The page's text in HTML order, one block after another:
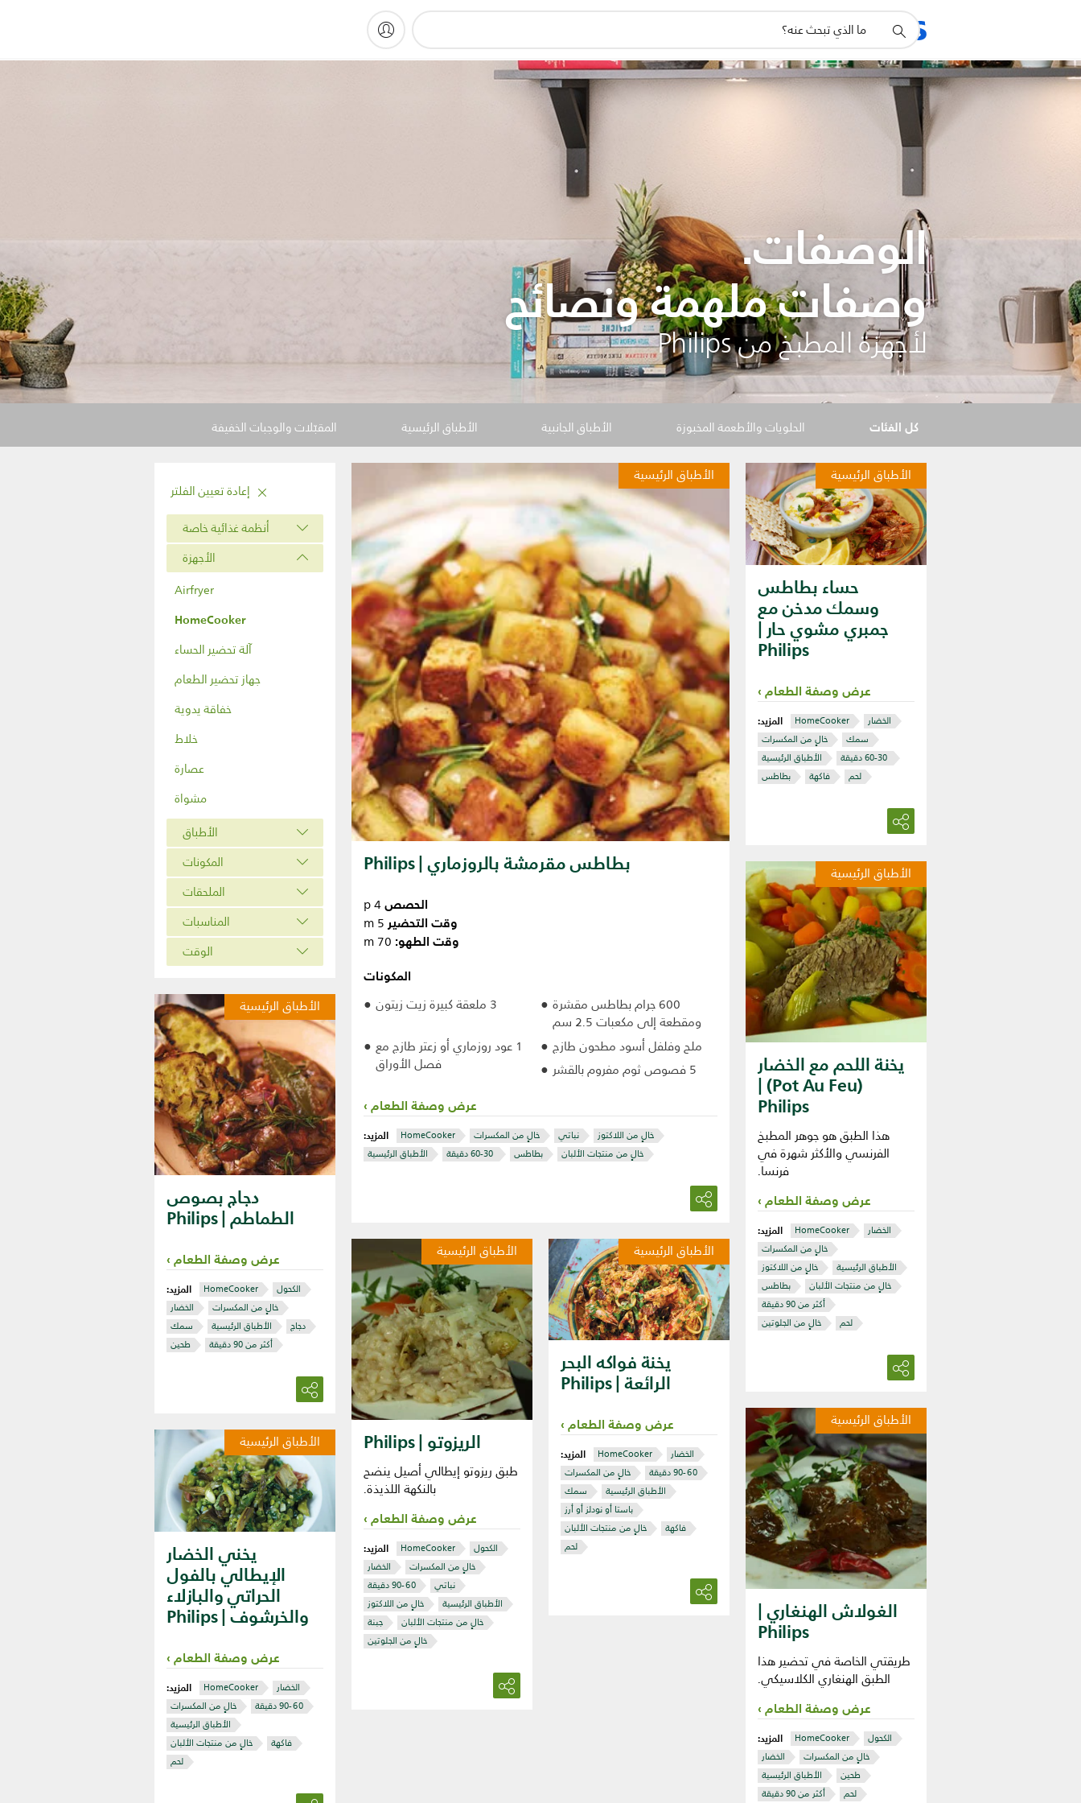
المنتجات
أيقونة
دعم
الوصفات.
وصفات ملهمة ونصائح
لأجهزة المطبخ من Philips
كل الفئات
إعادة تعيين الفلتر
أنظمة غذائية خاصة
الأجهزة
Airfryer
HomeCooker
آلة تحضير الحساء
جهاز تحضير الطعام
خفاقة يدوية
خلاط
عصارة
مشواة
الأطباق
المكونات
الملحقات
المناسبات
الوقت
الأطباق الرئيسية
بطاطس مقرمشة بالروزماري | Philips
الحصص
وقت التحضير5 m
وقت الطهو:
المكونات
3 ملعقة كبيرة زيت زيتون
600 جرام بطاطس مقشرة
ومقطعة إلى مكعبات 2.5 سم
1 عود روزماري أو زعتر طازج مع
فصل الأوراق
ملح وفلفل أسود مطحون طازج
5 فصوص ثوم مفروم بالقشر
عرض وصفة الطعام
المزيد: HomeCooker خالٍ من المكسرات نباتي
خالٍ من اللاكتوز
الأطباق الرئيسية
بطاطس خالٍ من منتجات الألبان
الأطباق الرئيسية
حساء بطاطس
وسمك مدخن مع
جمبري مشوي حار |
Philips
عرض وصفة الطعام
المزيد: HomeCooker
الخضار
خالٍ من المكسرات
سمك
الأطباق الرئيسية
بطاطس
فاكهة لحم
الأطباق الرئيسية
يخنة اللحم مع الخضار
(Pot Au Feu) |
Philips
هذا الطبق هو جوهر المطبخ
الفرنسي والأكثر شهرة في
فرنسا.
عرض وصفة الطعام
المزيد: HomeCooker
الخضار
خالٍ من المكسرات
خالٍ من اللاكتوز
الأطباق الرئيسية
بطاطس
خالٍ من منتجات الألبان
أكثر من 90 دقيقة
خالٍ من الجلوتين
لحم
الأطباق الرئيسية
دجاج بصوص
الطماطم | Philips
عرض وصفة الطعام
المزيد: HomeCooker
الكحول
الخضار
خالٍ من المكسرات
سمك
الأطباق الرئيسية
دجاج
طحين
أكثر من 90 دقيقة
الأطباق الرئيسية
الريزوتو | Philips
طبق ريزوتو إيطالي أصيل ينضح
بالنكهة اللذيذة.
عرض وصفة الطعام
المزيد: HomeCooker
الكحول
الخضار
خالٍ من المكسرات
نباتي
خالٍ من اللاكتوز
الأطباق الرئيسية
جبنة
خالٍ من منتجات الألبان
خالٍ من الجلوتين
الأطباق الرئيسية
يخنة فواكه البحر
الرائعة | Philips
عرض وصفة الطعام
المزيد: HomeCooker
الخضار
خالٍ من المكسرات
سمك
الأطباق الرئيسية
باستا أو نودلز أو أرز
خالٍ من منتجات الألبان
فاكهة
لحم
الأطباق الرئيسية
الغولاش الهنغاري |
Philips
طريقتي الخاصة في تحضير هذا
الطبق الهنغاري الكلاسيكي.
عرض وصفة الطعام
المزيد: HomeCooker
الكحول
الخضار
خالٍ من المكسرات
الأطباق الرئيسية
طحين
أكثر من 90 دقيقة
لحم
الأطباق الرئيسية
يخني الخضار
الإيطالي بالفول
الحراتي والبازلاء
والخرشوف | Philips
عرض وصفة الطعام
المزيد: HomeCooker
الخضار
خالٍ من المكسرات
الأطباق الرئيسية
خالٍ من منتجات الألبان
فاكهة
لحم
الحلويات والأطعمة المخبوزة الأطباق الجانبية الأطباق الرئيسية المقبّلات والوجبات الخفيفة